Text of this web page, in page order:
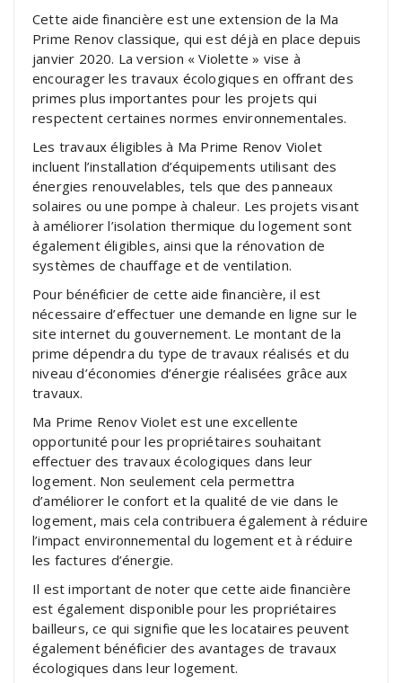
Cette aide financière est une extension de la Ma
Prime Renov classique, qui est déjà en place depuis
janvier 2020. La version « Violette » vise à
encourager les travaux écologiques en offrant des
primes plus importantes pour les projets qui
respectent certaines normes environnementales.
Les travaux éligibles à Ma Prime Renov Violet
incluent l’installation d’équipements utilisant des
énergies renouvelables, tels que des panneaux
solaires ou une pompe à chaleur. Les projets visant
à améliorer l’isolation thermique du logement sont
également éligibles, ainsi que la rénovation de
systèmes de chauffage et de ventilation.
Pour bénéficier de cette aide financière, il est
nécessaire d’effectuer une demande en ligne sur le
site internet du gouvernement. Le montant de la
prime dépendra du type de travaux réalisés et du
niveau d’économies d’énergie réalisées grâce aux
travaux.
Ma Prime Renov Violet est une excellente
opportunité pour les propriétaires souhaitant
effectuer des travaux écologiques dans leur
logement. Non seulement cela permettra
d’améliorer le confort et la qualité de vie dans le
logement, mais cela contribuera également à réduire
l’impact environnemental du logement et à réduire
les factures d’énergie.
Il est important de noter que cette aide financière
est également disponible pour les propriétaires
bailleurs, ce qui signifie que les locataires peuvent
également bénéficier des avantages de travaux
écologiques dans leur logement.